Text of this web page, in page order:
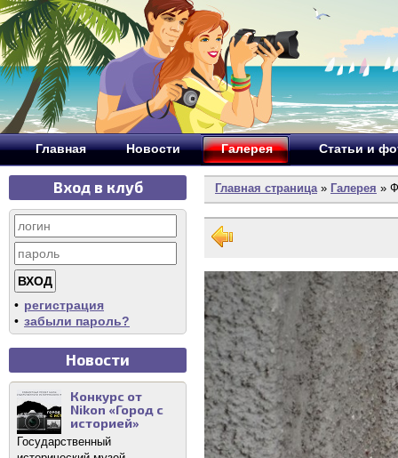
Главная Новости Галерея Статьи и
Вход в клуб
• регистрация
• забыли пароль?
Новости
Конкурс от
Nikon «Город с
историей»
Государственный
Главная страница» Галерея »